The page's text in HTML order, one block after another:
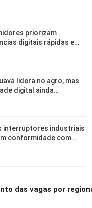
priorizam
digitais rápidas e…
lidera no agro, mas
digital ainda…
interruptores industriais
conformidade com…
das vagas por